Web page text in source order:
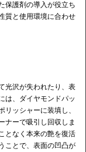
保護剤の導入が役立ち
質と使用環境に合わせ
光沢が失われたり、表
は、ダイヤモンドパッ
リッシャーに装填し、
ナーで吸引し回収しま
となく本来の艶を復活
ことで、表面の凹凸が